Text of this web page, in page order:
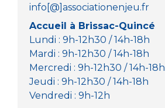
info[@]associationenjeu.fr
Accueil à Brissac-Quincé
Lundi : 9h-12h30 / 14h-18h
Mardi : 9h-12h30 / 14h-18h
Mercredi : 9h-12h30 / 14h-18h
Jeudi : 9h-12h30 / 14h-18h
Vendredi : 9h-12h